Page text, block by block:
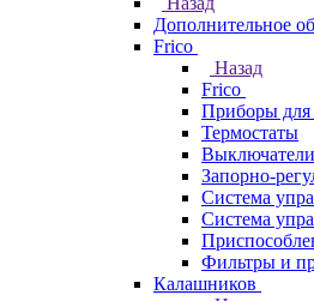
Дополнительное
Frico
Назад
Frico
Приборы для
Термостаты
Запорно-
Система
Система
Фильтры и
Калашников